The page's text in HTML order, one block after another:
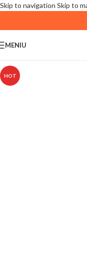
Skip to navigation Skip to
| 📦 Program
August,
MENIU
HOT